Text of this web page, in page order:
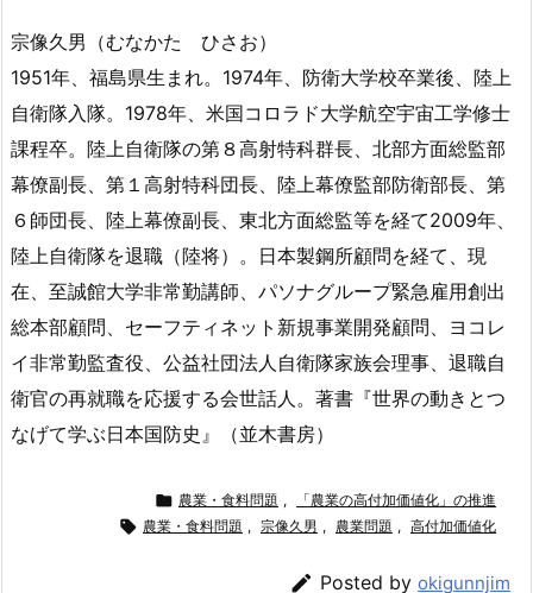
宗像久男（むなかた ひさお）
1951年、福島県生まれ。1974年、防衛大学校卒業後、陸上
自衛隊入隊。1978年、米国コロラド大学航空宇宙工学修士
課程卒。陸上自衛隊の第８高射特科群長、北部方面総監部
幕僚副長、第１高射特科団長、陸上幕僚監部防衛部長、第
６師団長、陸上幕僚副長、東北方面総監等を経て2009年、
陸上自衛隊を退職（陸将）。日本製鋼所顧問を経て、現
在、至誠館大学非常勤講師、パソナグループ緊急雇用創出
総本部顧問、セーフティネット新規事業開発顧問、ヨコレ
イ非常勤監査役、公益社団法人自衛隊家族会理事、退職自
衛官の再就職を応援する会世話人。著書『世界の動きとつ
なげて学ぶ日本国防史』（並木書房）
 農業・食料問題 , 「農業の高付加価値化」の推進
 農業・食料問題 , 宗像久男 , 農業問題 , 高付加価値化
 Posted by okigunnjim